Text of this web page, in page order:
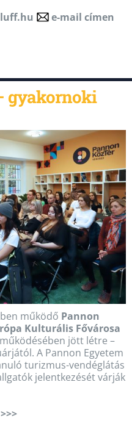
e-mail címen
gyakornoki
működő Pannon
Kulturális Fővárosa
jött létre –
A Pannon Egyetem
turizmus-vendéglátás
jelentkezését várják